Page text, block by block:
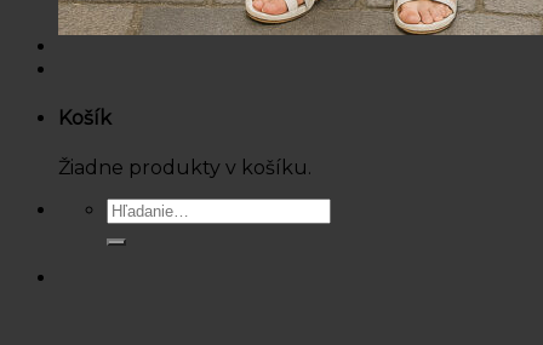
Košík
Žiadne produkty v košíku.
Hľadať: